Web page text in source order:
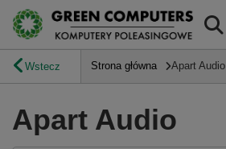
Wstecz Strona główna Apart Audio
Apart Audio